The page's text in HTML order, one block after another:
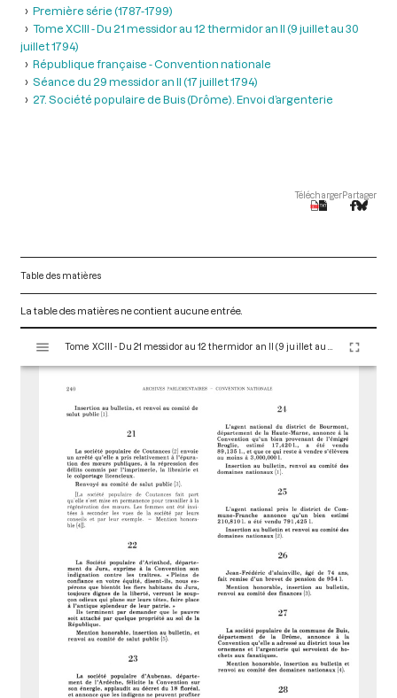
Première série (1787-1799)
Tome XCIII - Du 21 messidor au 12 thermidor an II (9 juillet au 30
juillet 1794)
République française - Convention nationale
Séance du 29 messidor an II (17 juillet 1794)
27. Société populaire de Buis (Drôme). Envoi d’argenterie
TéléchargerPartager
Table des matières
La table des matières ne contient aucune entrée.
s